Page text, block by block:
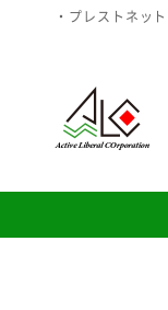
・プレストネット